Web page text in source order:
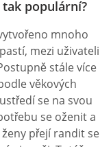
tak populární?
mnoho
mezi uživateli
stále více
věkových
se na svou
se oženit a
přejí randit se